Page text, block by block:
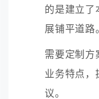
的是建立了
展铺平道路
需要定制方
业务特点，
议。